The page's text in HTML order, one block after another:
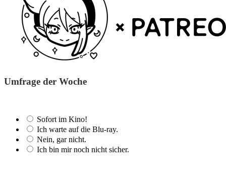
Umfrage der Woche
Sofort im Kino!
Ich warte auf die Blu-ray.
Nein, gar nicht.
Ich bin mir noch nicht sicher.